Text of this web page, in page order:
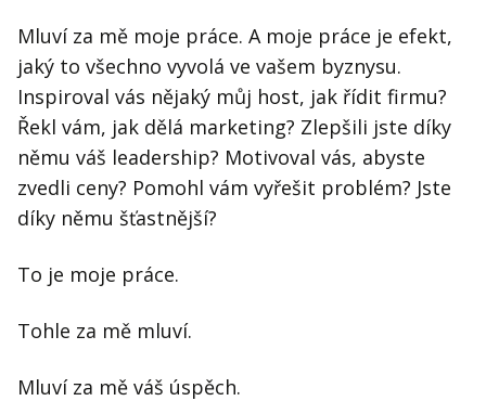
Mluví za mě moje práce. A moje práce je efekt,
jaký to všechno vyvolá ve vašem byznysu.
Inspiroval vás nějaký můj host, jak řídit firmu?
Řekl vám, jak dělá marketing? Zlepšili jste díky
němu váš leadership? Motivoval vás, abyste
zvedli ceny? Pomohl vám vyřešit problém? Jste
díky němu šťastnější?
To je moje práce.
Tohle za mě mluví.
Mluví za mě váš úspěch.